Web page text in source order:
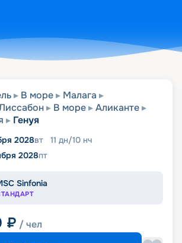
В море
Малага
В море
Аликанте
Генуя
2028вт 11 дн/10 нч
2028пт
Sinfonia
₽ / чел